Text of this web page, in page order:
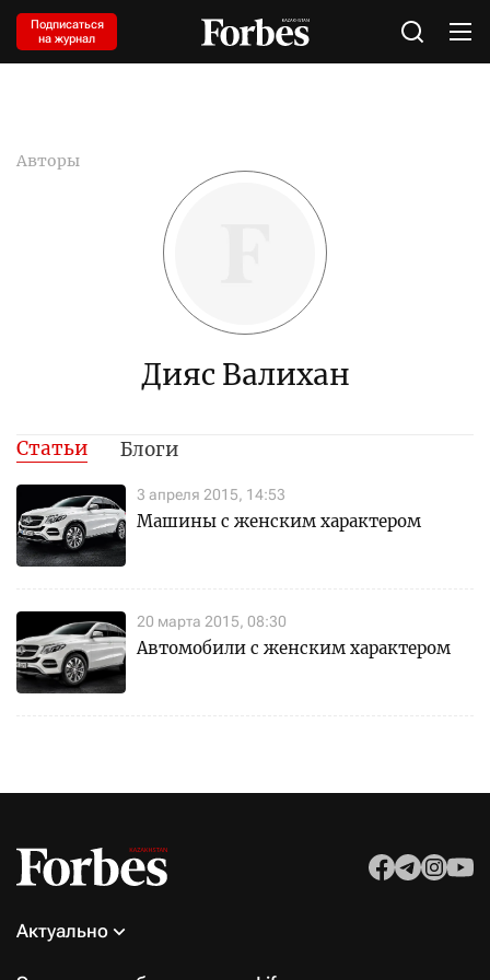
Подписаться
на журнал
Авторы
Дияс Валихан
Статьи Блоги
3 апреля 2015, 14:53
Машины с женским характером
20 марта 2015, 08:30
Автомобили с женским характером
Актуально